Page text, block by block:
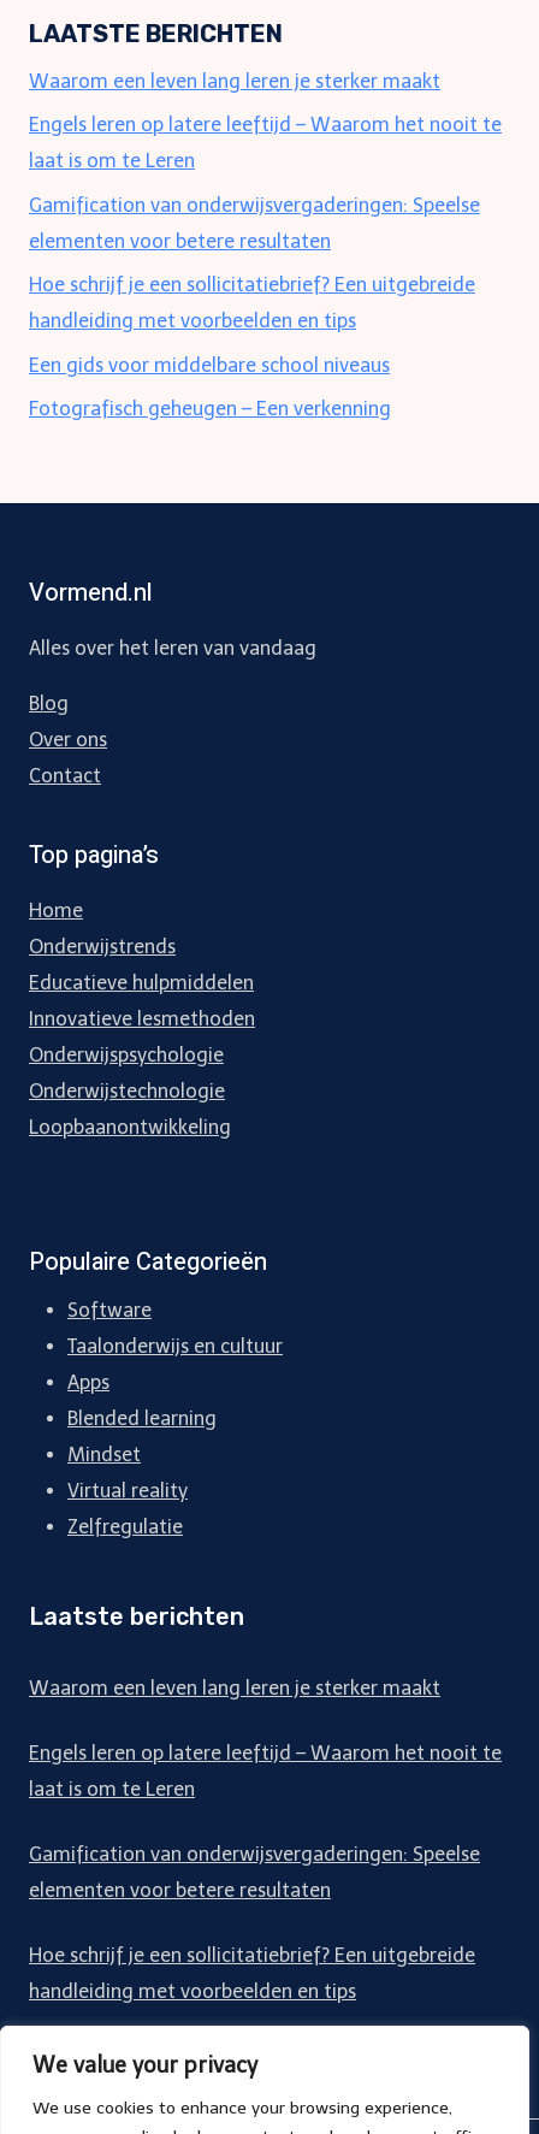
We value your privacy
We use cookies to enhance your browsing experience,
LAATSTE BERICHTEN
Waarom een leven lang leren je sterker maakt
Engels leren op latere leeftijd – Waarom het nooit te
laat is om te Leren
Gamification van onderwijsvergaderingen: Speelse
elementen voor betere resultaten
Hoe schrijf je een sollicitatiebrief? Een uitgebreide
handleiding met voorbeelden en tips
Een gids voor middelbare school niveaus
Fotografisch geheugen – Een verkenning
Vormend.nl
Alles over het leren van vandaag
Blog
Over ons
Contact
Top pagina’s
Home
Onderwijstrends
Educatieve hulpmiddelen
Innovatieve lesmethoden
Onderwijspsychologie
Onderwijstechnologie
Loopbaanontwikkeling
Populaire Categorieën
Software
Taalonderwijs en cultuur
Apps
Blended learning
Mindset
Virtual reality
Zelfregulatie
Laatste berichten
Waarom een leven lang leren je sterker maakt
Engels leren op latere leeftijd – Waarom het nooit te
laat is om te Leren
Gamification van onderwijsvergaderingen: Speelse
elementen voor betere resultaten
Hoe schrijf je een sollicitatiebrief? Een uitgebreide
handleiding met voorbeelden en tips
Een gids voor middelbare school niveaus